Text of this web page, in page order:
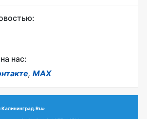
нас:
, MAX